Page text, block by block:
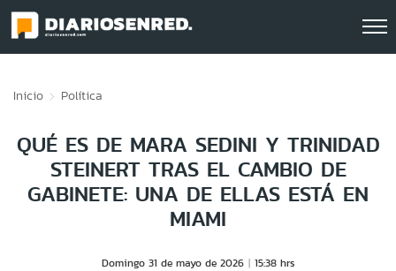
Inicio Política
QUÉ ES DE MARA SEDINI Y TRINIDAD
STEINERT TRAS EL CAMBIO DE
GABINETE: UNA DE ELLAS ESTÁ EN
MIAMI
Domingo 31 de mayo de 2026 15:38 hrs